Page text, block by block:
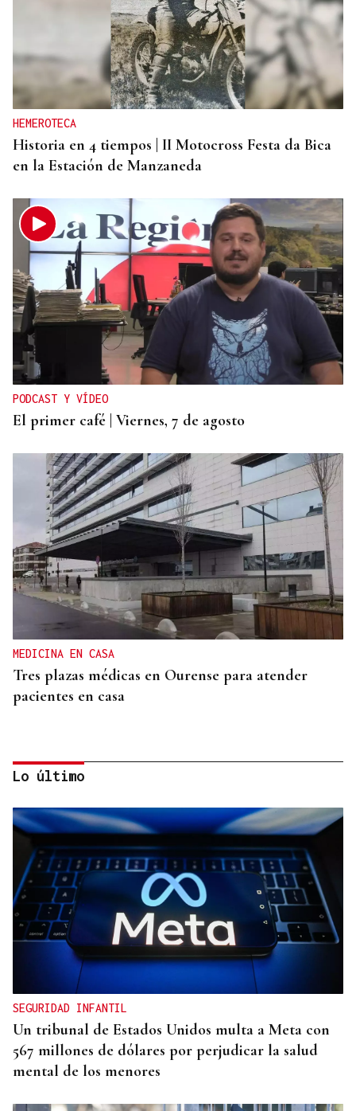
HEMEROTECA
Historia en 4 tiempos | II Motocross Festa da Bica
en la Estación de Manzaneda
PODCAST Y VÍDEO
El primer café | Viernes, 7 de agosto
MEDICINA EN CASA
Tres plazas médicas en Ourense para atender
pacientes en casa
AUTO JUDICIAL
La Justicia frena un proyecto eólico en la provincia
de Ourense por riesgos medioambientales
Lo último
SEGURIDAD INFANTIL
Un tribunal de Estados Unidos multa a Meta con
567 millones de dólares por perjudicar la salud
mental de los menores